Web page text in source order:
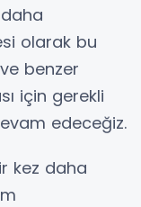
olarak bu
benzer
için gerekli
edeceğiz.
kez daha